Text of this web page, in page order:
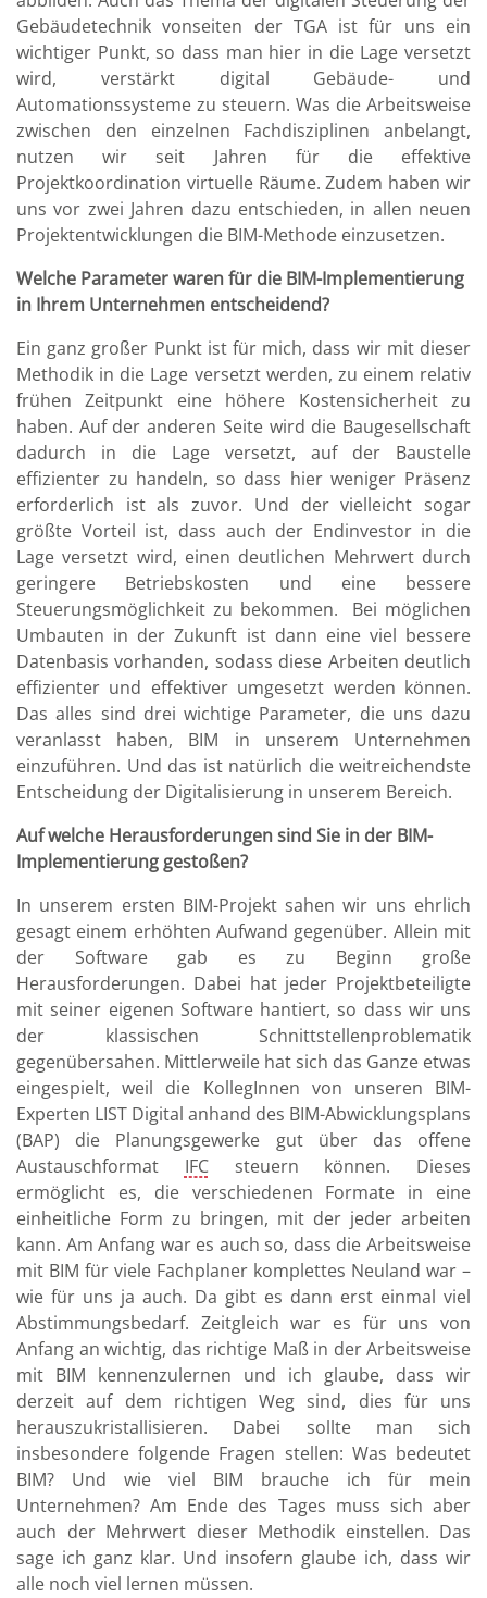
Gebäudetechnik vonseiten der TGA ist für uns ein
wichtiger Punkt, so dass man hier in die Lage versetzt
wird, verstärkt digital Gebäude- und
Automationssysteme zu steuern. Was die Arbeitsweise
zwischen den einzelnen Fachdisziplinen anbelangt,
nutzen wir seit Jahren für die effektive
Projektkoordination virtuelle Räume. Zudem haben wir
uns vor zwei Jahren dazu entschieden, in allen neuen
Projektentwicklungen die BIM-Methode einzusetzen.
Welche Parameter waren für die BIM-Implementierung
in Ihrem Unternehmen entscheidend?
Ein ganz großer Punkt ist für mich, dass wir mit dieser
Methodik in die Lage versetzt werden, zu einem relativ
frühen Zeitpunkt eine höhere Kostensicherheit zu
haben. Auf der anderen Seite wird die Baugesellschaft
dadurch in die Lage versetzt, auf der Baustelle
effizienter zu handeln, so dass hier weniger Präsenz
erforderlich ist als zuvor. Und der vielleicht sogar
größte Vorteil ist, dass auch der Endinvestor in die
Lage versetzt wird, einen deutlichen Mehrwert durch
geringere Betriebskosten und eine bessere
Steuerungsmöglichkeit zu bekommen. Bei möglichen
Umbauten in der Zukunft ist dann eine viel bessere
Datenbasis vorhanden, sodass diese Arbeiten deutlich
effizienter und effektiver umgesetzt werden können.
Das alles sind drei wichtige Parameter, die uns dazu
veranlasst haben, BIM in unserem Unternehmen
einzuführen. Und das ist natürlich die weitreichendste
Entscheidung der Digitalisierung in unserem Bereich.
Auf welche Herausforderungen sind Sie in der BIM-
Implementierung gestoßen?
In unserem ersten BIM-Projekt sahen wir uns ehrlich
gesagt einem erhöhten Aufwand gegenüber. Allein mit
der Software gab es zu Beginn große
Herausforderungen. Dabei hat jeder Projektbeteiligte
mit seiner eigenen Software hantiert, so dass wir uns
der klassischen Schnittstellenproblematik
gegenübersahen. Mittlerweile hat sich das Ganze etwas
eingespielt, weil die KollegInnen von unseren BIM-
Experten LIST Digital anhand des BIM-Abwicklungsplans
(BAP) die Planungsgewerke gut über das offene
Austauschformat IFCsteuern können. Dieses
ermöglicht es, die verschiedenen Formate in eine
einheitliche Form zu bringen, mit der jeder arbeiten
kann. Am Anfang war es auch so, dass die Arbeitsweise
mit BIM für viele Fachplaner komplettes Neuland war –
wie für uns ja auch. Da gibt es dann erst einmal viel
Abstimmungsbedarf. Zeitgleich war es für uns von
Anfang an wichtig, das richtige Maß in der Arbeitsweise
mit BIM kennenzulernen und ich glaube, dass wir
derzeit auf dem richtigen Weg sind, dies für uns
herauszukristallisieren. Dabei sollte man sich
insbesondere folgende Fragen stellen: Was bedeutet
BIM? Und wie viel BIM brauche ich für mein
Unternehmen? Am Ende des Tages muss sich aber
auch der Mehrwert dieser Methodik einstellen. Das
sage ich ganz klar. Und insofern glaube ich, dass wir
alle noch viel lernen müssen.